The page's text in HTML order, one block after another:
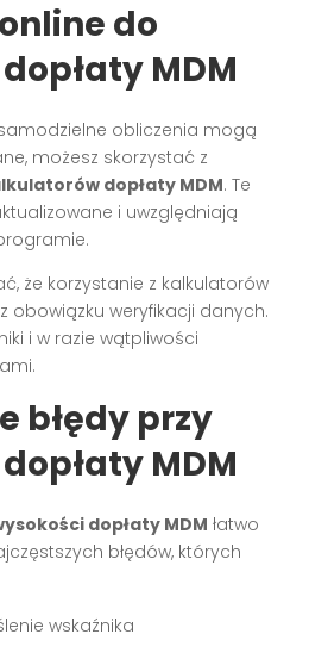
do
MDM
obliczenia mogą
możesz skorzystać z
dopłaty MDM. Te
i uwzględniają
że korzystanie z kalkulatorów
obowiązku weryfikacji danych.
i w razie wątpliwości
błędy przy
MDM
dopłaty MDM łatwo
błędów, których
wskaźnika